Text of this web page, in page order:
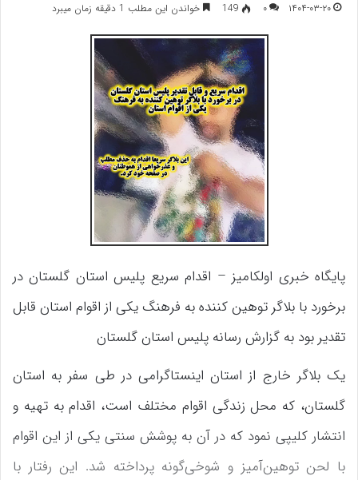
۱۴۰۴-۰۳-۲۰ ۰ 149 خواندن این مطلب 1 دقیقه زمان میبرد
پایگاه خبری اولکامیز – اقدام سریع پلیس استان گلستان در
برخورد با بلاگر توهین کننده به فرهنگ یکی از اقوام استان قابل
تقدیر بود به گزارش رسانه پلیس استان گلستان
یک بلاگر خارج از استان اینستاگرامی در طی سفر به استان
گلستان، که محل زندگی اقوام مختلف است، اقدام به تهیه و
انتشار کلیپی نمود که در آن به پوشش سنتی یکی از این اقوام
با لحن توهین‌آمیز و شوخی‌گونه پرداخته شد. این رفتار با